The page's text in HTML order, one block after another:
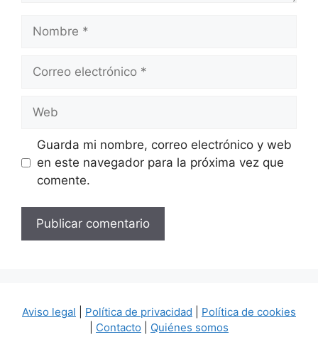
electrónico
Guarda mi nombre, correo electrónico y web
en este navegador para la próxima vez que
comente.
Aviso legal Política de privacidad
Política de cookies
Contacto Quiénes somos